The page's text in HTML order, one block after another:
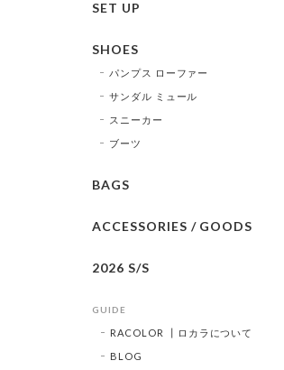
SET UP
SHOES
パンプス ローファー
サンダル ミュール
スニーカー
ブーツ
BAGS
ACCESSORIES / GOODS
2026 S/S
GUIDE
RACOLOR ┃ロカラについて
BLOG